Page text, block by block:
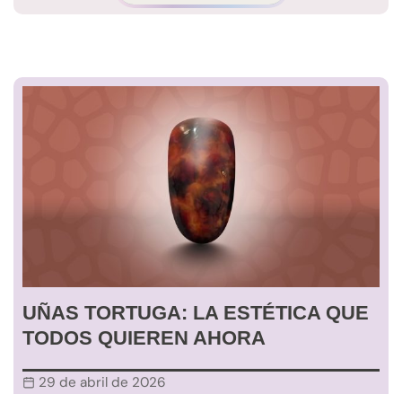
UÑAS TORTUGA: LA ESTÉTICA QUE
TODOS QUIEREN AHORA
29 de abril de 2026